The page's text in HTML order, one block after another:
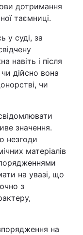
дотримання
таємниці.
у суді, за
навіть і після
дійсно вона
чи
значення.
незгоди
матеріалів
на увазі, що
з
на